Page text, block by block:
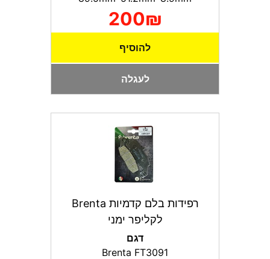
200₪
להוסיף
לעגלה
רפידות בלם קדמיות Brenta
לקליפר ימני
דגם
Brenta FT3091